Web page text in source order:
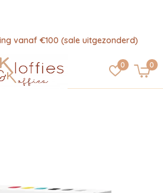
0 0
vanaf €100 (sale uitgezonderd)